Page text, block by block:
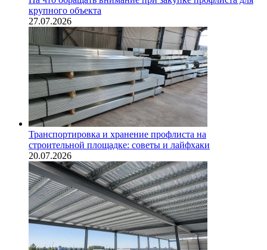
крупного объекта
27.07.2026
Транспортировка и хранение профлиста на
строительной площадке: советы и лайфхаки
20.07.2026